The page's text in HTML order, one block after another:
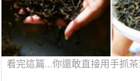
看完這篇...你還敢直接用手抓